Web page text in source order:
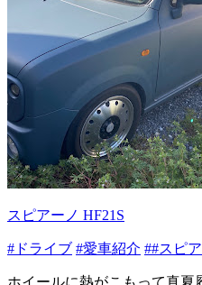
スピアーノ HF21S
#ドライブ #愛車紹介 ##スピ
ホイールに熱がこもって真夏